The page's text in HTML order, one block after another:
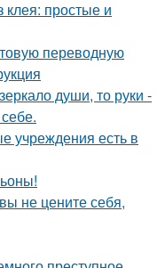
клея: простые и
переводную
души, то руки -
учреждения есть в
не цените себя,